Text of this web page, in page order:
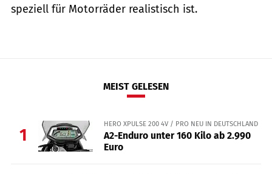
speziell für Motorräder realistisch ist.
MEIST GELESEN
1
HERO XPULSE 200 4V / PRO NEU IN DEUTSCHLAND
A2-Enduro unter 160 Kilo ab 2.990
Euro